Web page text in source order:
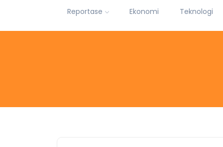
Reportase Ekonomi Teknologi